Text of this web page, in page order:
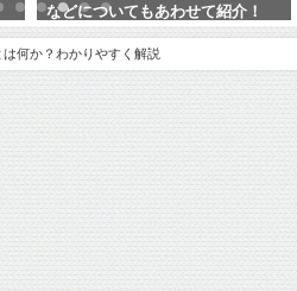
などもあわせて紹介！
は何か？わかりやすく解説